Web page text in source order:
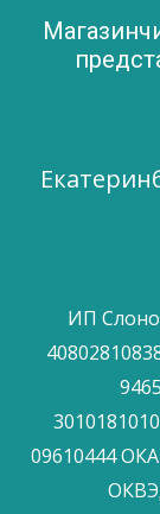
ИП
09610444